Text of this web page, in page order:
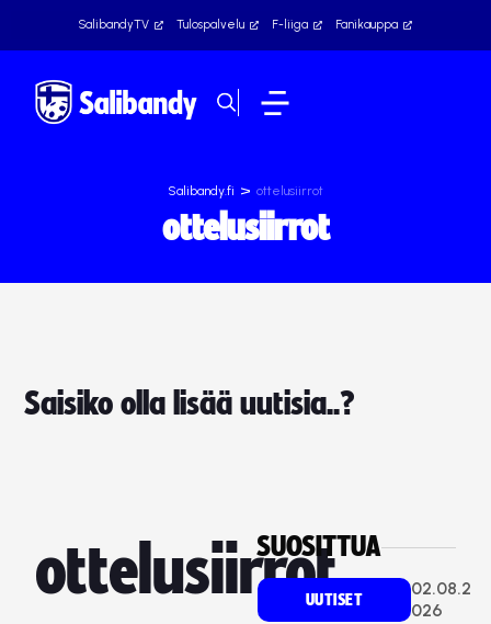
SalibandyTV Tulospalvelu F-liiga Fanikauppa
Salibandy.fi > ottelusiirrot
ottelusiirrot
Saisiko olla lisää uutisia..?
ottelusiirrot
SUOSITTUA
UUTISET
02.08.2
026